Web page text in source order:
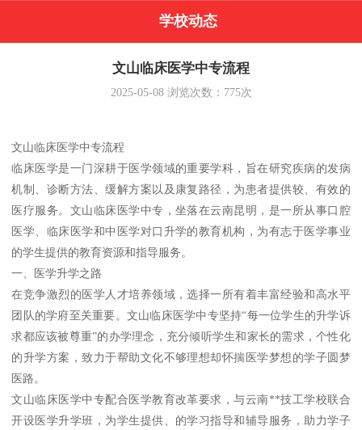
学校动态
文山临床医学中专流程
2025-05-08浏览次数： 775次
文山临床医学中专流程
临床医学是一门深耕于医学领域的重要学科，旨在研究疾病的发病
机制、诊断方法、缓解方案以及康复路径，为患者提供较、有效的
医疗服务。文山临床医学中专，坐落在云南昆明，是一所从事口腔
医学、临床医学和中医学对口升学的教育机构，为有志于医学事业
的学生提供的教育资源和指导服务。
一、医学升学之路
在竞争激烈的医学人才培养领域，选择一所有着丰富经验和高水平
团队的学府至关重要。文山临床医学中专坚持“每一位学生的升学诉
求都应该被尊重”的办学理念，充分倾听学生和家长的需求，个性化
的升学方案，致力于帮助文化不够理想却怀揣医学梦想的学子圆梦
医路。
文山临床医学中专配合医学教育改革要求，与云南**技工学校联合
开设医学升学班，为学生提供、的学习指导和辅导服务，助力学子